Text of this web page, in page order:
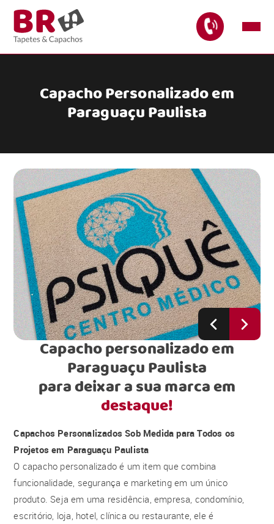
Capacho Personalizado em
Paraguaçu Paulista
Capacho personalizado em
Paraguaçu Paulista
para deixar a sua marca em
destaque!
Capachos Personalizados Sob Medida para Todos os
Projetos em Paraguaçu Paulista
O capacho personalizado é um item que combina
funcionalidade, segurança e marketing em um único
produto. Seja em uma residência, empresa, condomínio,
escritório, loja, hotel, clínica ou restaurante, ele é